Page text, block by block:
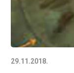
29.11.2018.